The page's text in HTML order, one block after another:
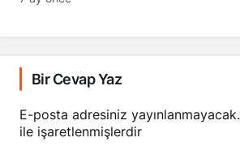
Bir Cevap Yaz
E-posta adresiniz yayınlanmayacak.
ile işaretlenmişlerdir